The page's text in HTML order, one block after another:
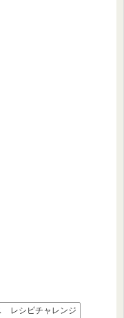
レシピチャレンジ